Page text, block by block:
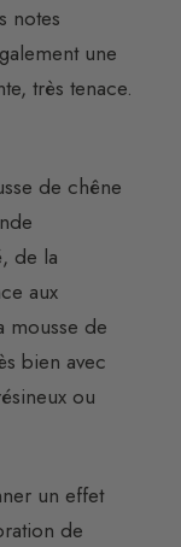
notes
une
très tenace.
de chêne
de la
aux
mousse de
bien avec
ou
un effet
de